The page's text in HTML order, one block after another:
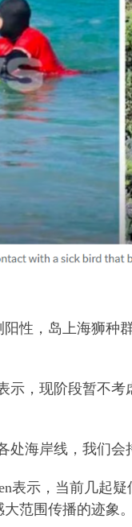
性，岛上海狮种
示，现阶段暂不
处海岸线，我们会
表示，当前几起
范围传播的迹象。